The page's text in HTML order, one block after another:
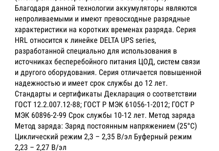
Благодаря данной технологии аккумуляторы являются
непроливаемыми и имеют превосходные разрядные
характеристики на коротких временах разряда. Серия
HRL относится к линейке DELTA UPS series,
разработанной специально для использования в
источниках бесперебойного питания ЦОД, систем связи
и другого оборудования. Серия отличается повышенной
надежностью и имеет срок службы до 12 лет.
Стандарты и сертификаты Декларация о соответствии
ГОСТ 12.2.007.12-88; ГОСТ Р МЭК 61056-1-2012; ГОСТ Р
МЭК 60896-2-99 Срок службы 10-12 лет. Метод заряда
Метод заряда: Заряд постоянным напряжением (25°С)
Циклический режим 2,3 – 2,35 В/эл Буферный режим
2,23 – 2,27 В/эл